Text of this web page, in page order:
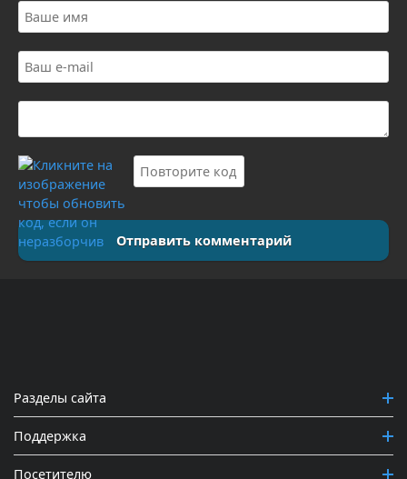
Отправить комментарий
Разделы сайта
Поддержка
Посетителю